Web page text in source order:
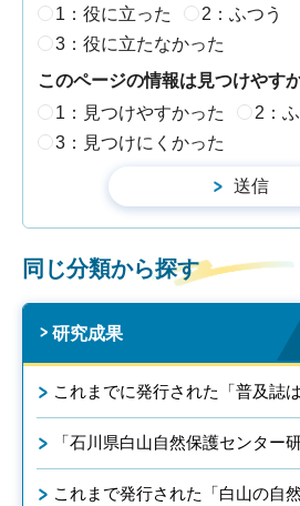
1：役に立った
2：ふつう
3：役に立たなかった
このページの情報は見つけやす
1：見つけやすかった
2：
3：見つけにくかった
同じ分類から探す
研究成果
これまでに発行された「普及誌
「石川県白山自然保護センター
これまで発行された「白山の自